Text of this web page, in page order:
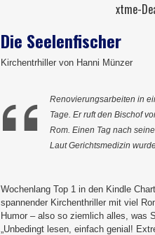
xtme-
Die Seelenfischer
Kirchentrhiller von Hanni Münzer
Renovierungsarbeiten in
Tage. Er ruft den Bischof
Rom. Einen Tag nach
Laut Gerichtsmedizin
Wochenlang Top 1 in den Kindle
spannender Kirchenthriller mit viel
Humor – also so ziemlich alles, was
„Unbedingt lesen, einfach genial!